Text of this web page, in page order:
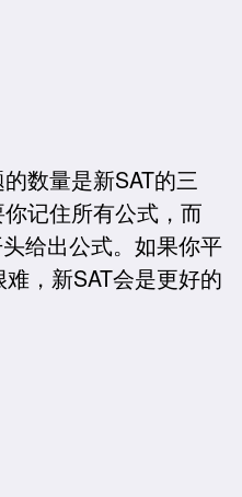
数量是新SAT的三
记住所有公式，而
给出公式。如果你平
，新SAT会是更好的